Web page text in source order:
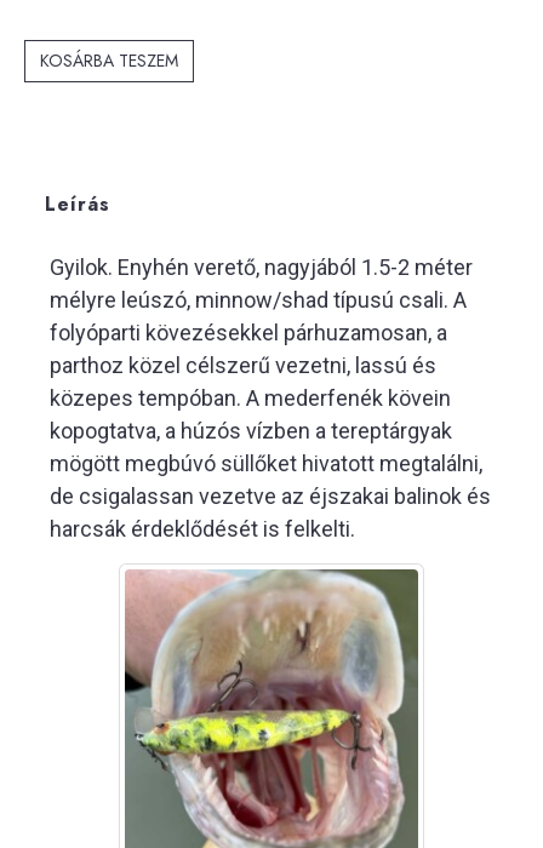
KOSÁRBA TESZEM
Leírás
Gyilok. Enyhén verető, nagyjából 1.5-2 méter
mélyre leúszó, minnow/shad típusú csali. A
folyóparti kövezésekkel párhuzamosan, a
parthoz közel célszerű vezetni, lassú és
közepes tempóban. A mederfenék kövein
kopogtatva, a húzós vízben a tereptárgyak
mögött megbúvó süllőket hivatott megtalálni,
de csigalassan vezetve az éjszakai balinok és
harcsák érdeklődését is felkelti.